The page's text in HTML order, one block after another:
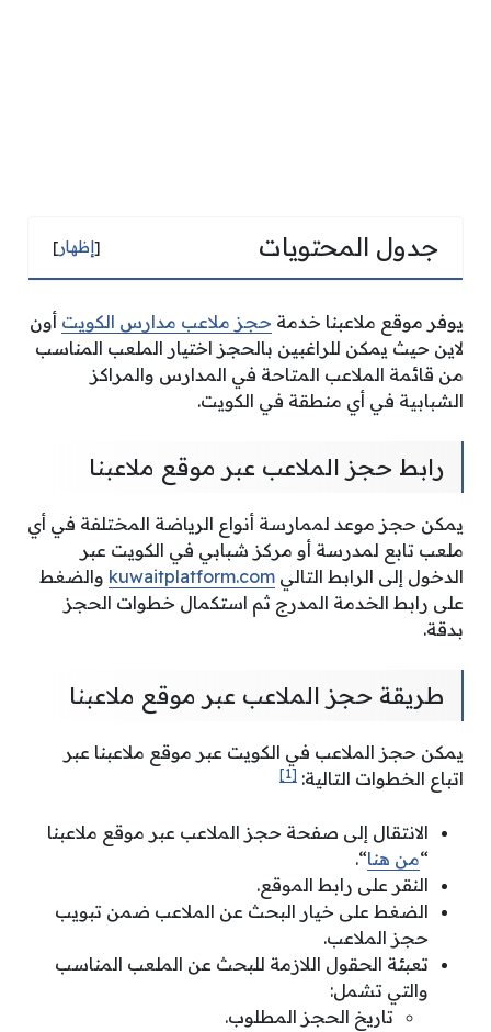
جدول المحتويات [إظهار]
يوفر موقع ملاعبنا خدمة حجز ملاعب مدارس الكويت أون
لاين حيث يمكن للراغبين بالحجز اختيار الملعب المناسب
من قائمة الملاعب المتاحة في المدارس والمراكز
الشبابية في أي منطقة في الكويت.
رابط حجز الملاعب عبر موقع ملاعبنا
يمكن حجز موعد لممارسة أنواع الرياضة المختلفة في أي
ملعب تابع لمدرسة أو مركز شبابي في الكويت عبر
الدخول إلى الرابط التالي kuwaitplatform.com والضغط
على رابط الخدمة المدرج ثم استكمال خطوات الحجز
بدقة.
طريقة حجز الملاعب عبر موقع ملاعبنا
يمكن حجز الملاعب في الكويت عبر موقع ملاعبنا عبر
اتباع الخطوات التالية: [1]
الانتقال إلى صفحة حجز الملاعب عبر موقع ملاعبنا
“من هنا“.
النقر على رابط الموقع.
الضغط على خيار البحث عن الملاعب ضمن تبويب
حجز الملاعب.
تعبئة الحقول اللازمة للبحث عن الملعب المناسب
والتي تشمل:
تاريخ الحجز المطلوب.